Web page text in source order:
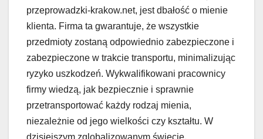
przeprowadzki-krakow.net, jest dbałość o mienie
klienta. Firma ta gwarantuje, że wszystkie
przedmioty zostaną odpowiednio zabezpieczone i
zabezpieczone w trakcie transportu, minimalizując
ryzyko uszkodzeń. Wykwalifikowani pracownicy
firmy wiedzą, jak bezpiecznie i sprawnie
przetransportować każdy rodzaj mienia,
niezależnie od jego wielkości czy kształtu. W
dzisiejszym zglobalizowanym świecie,